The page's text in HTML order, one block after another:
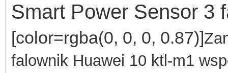
Smart Power Sensor 3
[color=rgba(0, 0, 0, 0.87)]
falownik Huawei 10 ktl-m1